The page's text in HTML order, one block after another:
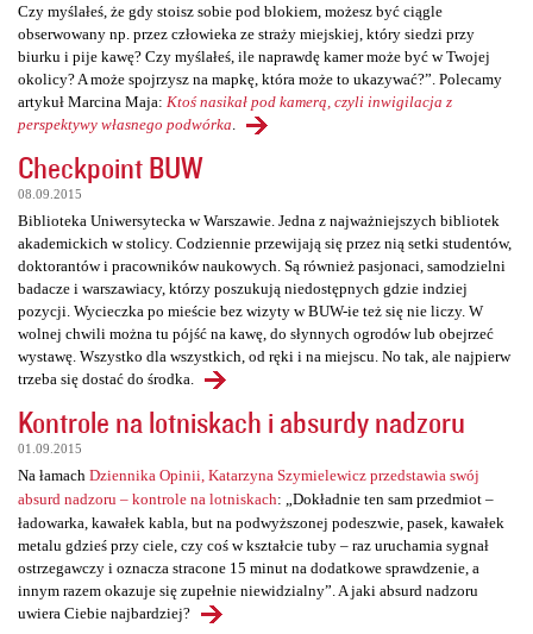
Czy myślałeś, że gdy stoisz sobie pod blokiem, możesz być ciągle
obserwowany np. przez człowieka ze straży miejskiej, który siedzi przy
biurku i pije kawę? Czy myślałeś, ile naprawdę kamer może być w Twojej
okolicy? A może spojrzysz na mapkę, która może to ukazywać?”. Polecamy
artykuł Marcina Maja: Ktoś nasikał pod kamerą, czyli inwigilacja z
perspektywy własnego podwórka
Checkpoint BUW
08.09.2015
Biblioteka Uniwersytecka w Warszawie. Jedna z najważniejszych bibliotek
akademickich w stolicy. Codziennie przewijają się przez nią setki studentów,
doktorantów i pracowników naukowych. Są również pasjonaci, samodzielni
badacze i warszawiacy, którzy poszukują niedostępnych gdzie indziej
pozycji. Wycieczka po mieście bez wizyty w BUW-ie też się nie liczy. W
wolnej chwili można tu pójść na kawę, do słynnych ogrodów lub obejrzeć
wystawę. Wszystko dla wszystkich, od ręki i na miejscu. No tak, ale najpierw
trzeba się dostać do środka.
Kontrole na lotniskach i absurdy nadzoru
01.09.2015
Na łamach Dziennika Opinii, Katarzyna Szymielewicz przedstawia swój
absurd nadzoru – kontrole na lotniskach: „Dokładnie ten sam przedmiot –
ładowarka, kawałek kabla, but na podwyższonej podeszwie, pasek, kawałek
metalu gdzieś przy ciele, czy coś w kształcie tuby – raz uruchamia sygnał
ostrzegawczy i oznacza stracone 15 minut na dodatkowe sprawdzenie, a
innym razem okazuje się zupełnie niewidzialny”. A jaki absurd nadzoru
uwiera Ciebie najbardziej?